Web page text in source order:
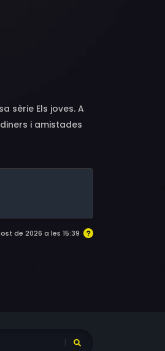
sèrie Els joves. A
i amistades
de 2026 a les 15:39